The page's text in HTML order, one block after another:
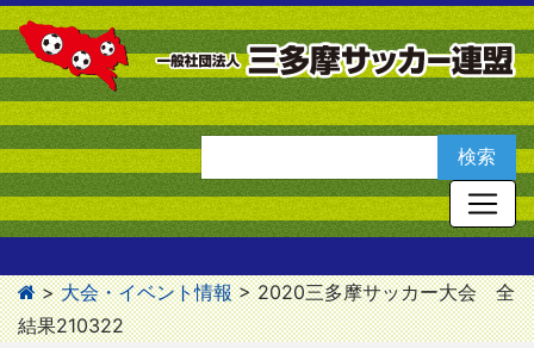
>大会・イベント情報>2020三多摩サッカー大会 全
結果210322